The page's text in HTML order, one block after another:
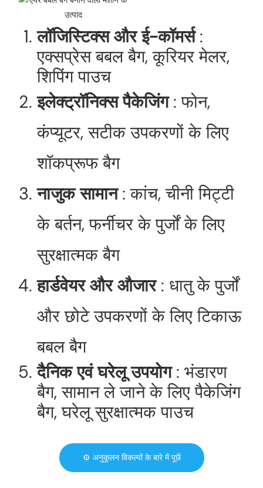
लॉजिस्टिक्स और ई-कॉमर्स:
एक्सप्रेस बबल बैग, कूरियर मेलर,
शिपिंग पाउच
इलेक्ट्रॉनिक्स पैकेजिंग: फोन,
कंप्यूटर, सटीक उपकरणों के लिए
शॉकप्रूफ बैग
नाजुक सामान: कांच, चीनी मिट्टी
के बर्तन, फर्नीचर के पुर्जों के लिए
सुरक्षात्मक बैग
हार्डवेयर और औजार: धातु के पुर्जों
और छोटे उपकरणों के लिए टिकाऊ
बबल बैग
दैनिक एवं घरेलू उपयोग: भंडारण
बैग, सामान ले जाने के लिए पैकेजिंग
बैग, घरेलू सुरक्षात्मक पाउच
⚙️ अनुकूलन विकल्पों के बारे में पूछें